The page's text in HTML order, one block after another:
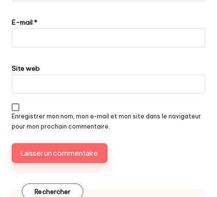
E-mail*
Site web
Enregistrer mon nom, mon e-mail et mon site dans le navigateur
pour mon prochain commentaire.
Rechercher